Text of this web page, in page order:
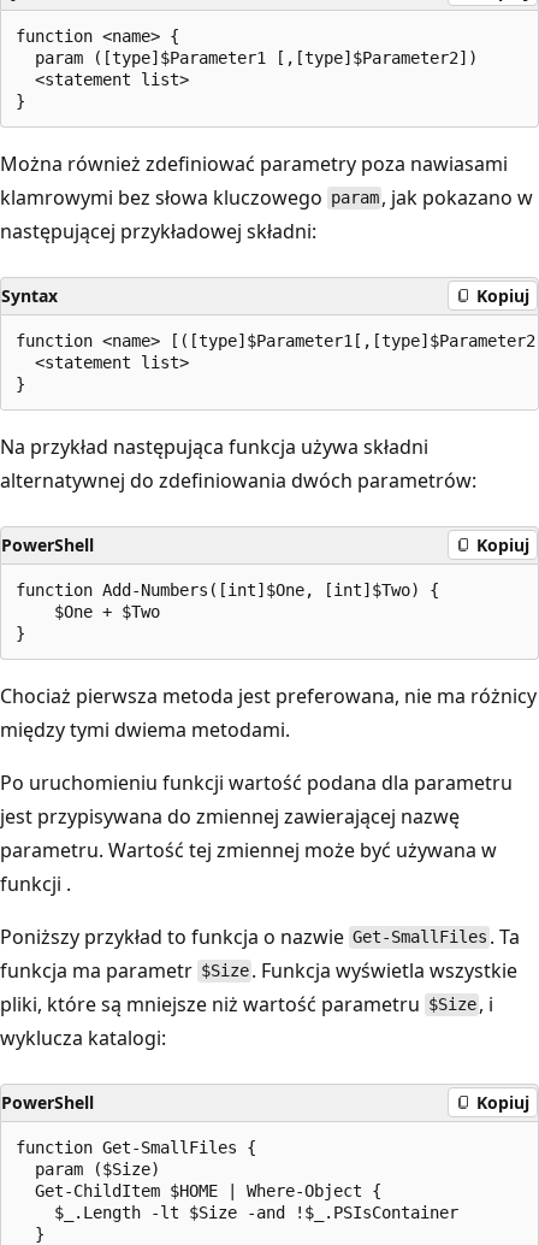
function <name> {
  param ([type]$Parameter1 [,[type]$Parameter2])
  <statement list>
Można również zdefiniować parametry poza nawiasami
klamrowymi bez słowa kluczowego param , jak pokazano w
następującej przykładowej składni:
Syntax Kopiuj
function <name>
  <statement list>
Na przykład następująca funkcja używa składni
alternatywnej do zdefiniowania dwóch parametrów:
PowerShell Kopiuj
function Add-Numbers([int]$One, [int]$Two) {
    $One + $Two
Chociaż pierwsza metoda jest preferowana, nie ma różnicy
między tymi dwiema metodami.
Po uruchomieniu funkcji wartość podana dla parametru
jest przypisywana do zmiennej zawierającej nazwę
parametru. Wartość tej zmiennej może być używana w
funkcji .
Poniższy przykład to funkcja o nazwie Get-SmallFiles . Ta
funkcja ma parametr $Size . Funkcja wyświetla wszystkie
pliki, które są mniejsze niż wartość parametru $Size , i
wyklucza katalogi:
PowerShell Kopiuj
function Get-SmallFiles {
  param ($Size)
  Get-ChildItem $HOME | Where-Object {
    $_.Length -lt $Size -and !$_.PSIsContainer
  }